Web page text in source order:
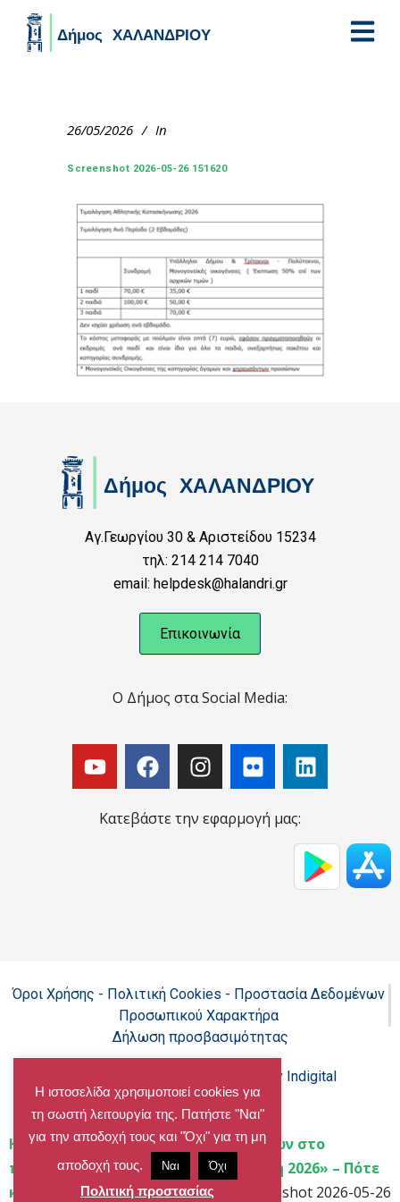
26/05/2026 In
Screenshot 2026-05-26 151620
Αγ.Γεωργίου 30 & Αριστείδου 15234
τηλ: 214 214 7040
email: helpdesk@halandri.gr
Επικοινωνία
Ο Δήμος στα Social Media:
Κατεβάστε την εφαρμογή μας:
Όροι Χρήσης - Πολιτική Cookies - Προστασία Δεδομένων
Προσωπικού Χαρακτήρα
Δήλωση προσβασιμότητας
Powered by Indigital
Home »2ο στάδιο υποβολής αιτήσεων στο
πρόγραμμα «Αθλητική Κατασκήνωση 2026» – Πότε
και πώς θα γίνει η υποβολή
Screenshot 2026-05-26
Η ιστοσελίδα χρησιμοποιεί cookies για
τη σωστή λειτουργία της. Πατήστε "Ναι"
για την αποδοχή τους και "Όχι" για τη μη
αποδοχή τους.
Ναι Όχι
Πολιτική προστασίας